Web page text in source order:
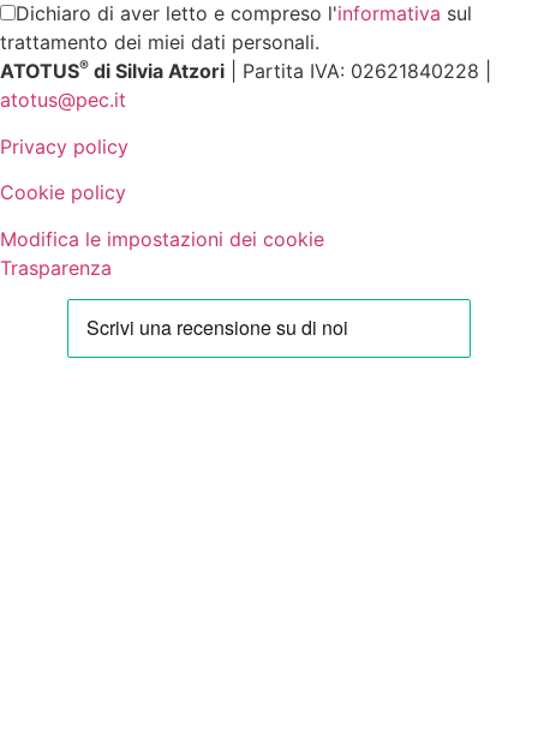
Dichiaro di aver letto e compreso l'informativa sul
trattamento dei miei dati personali.
ATOTUS® di Silvia Atzori | Partita IVA: 02621840228 |
atotus@pec.it
Privacy policy
Cookie policy
Modifica le impostazioni dei cookie
Trasparenza